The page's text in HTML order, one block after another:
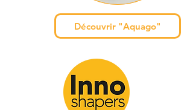
Découvrir "Aquago"